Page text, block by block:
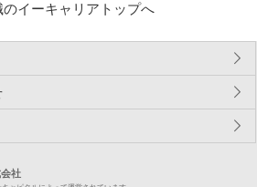
のイーキャリアトップへ
社